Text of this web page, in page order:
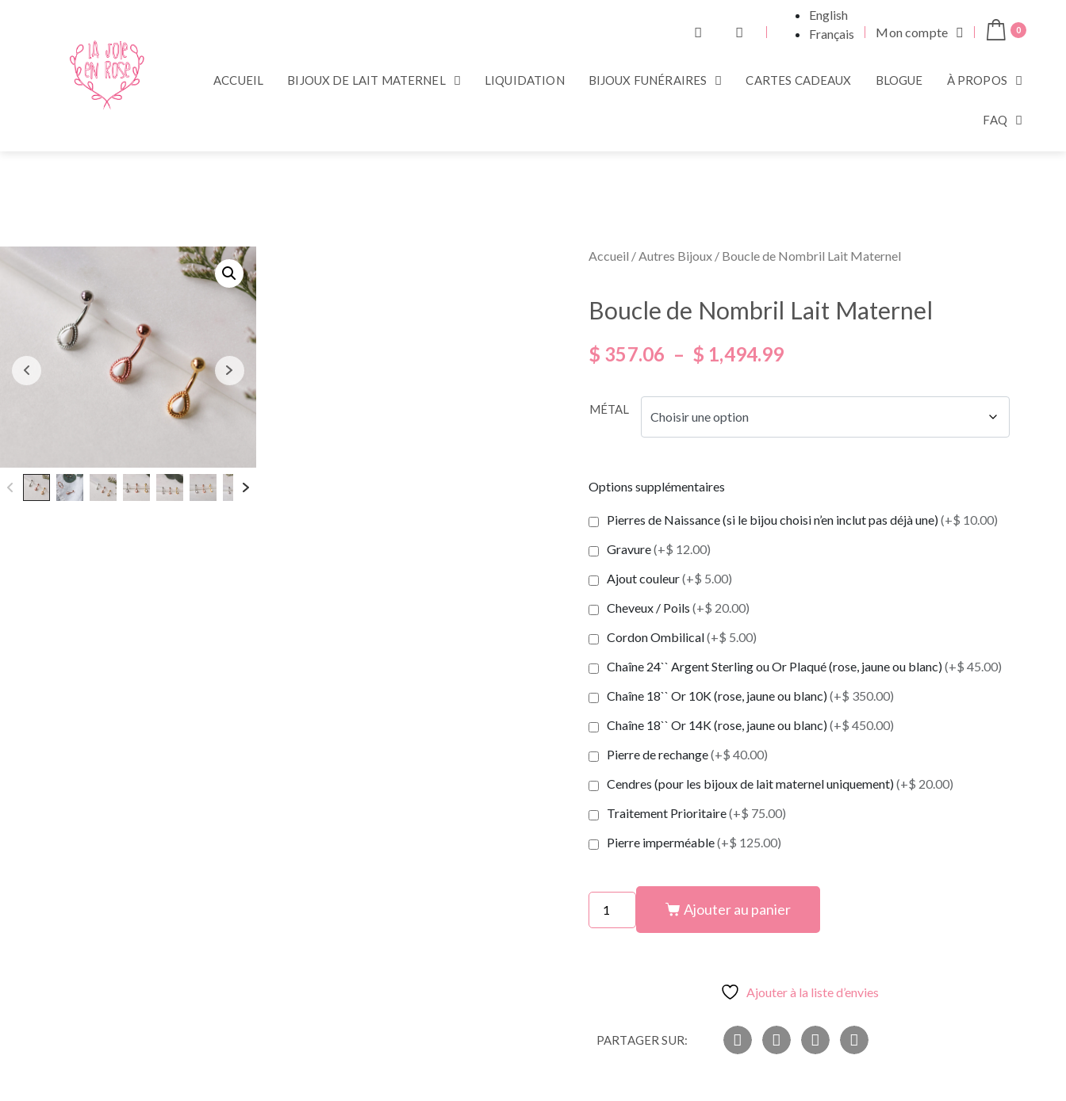
English
Français
Mon compte 0
ACCUEIL BIJOUX DE LAIT MATERNEL LIQUIDATION BIJOUX FUNÉRAIRES CARTES CADEAUX BLOGUE À PROPOS
FAQ
Accueil /Autres Bijoux / Boucle de Nombril Lait Maternel
Boucle de Nombril Lait Maternel
$ 357.06 – $ 1,494.99
MÉTAL
Options supplémentaires
Pierres de Naissance (si le bijou choisi n’en inclut pas déjà une)(+$ 10.00)
Gravure(+$ 12.00)
Ajout couleur(+$ 5.00)
Cheveux / Poils (+$ 20.00)
Cordon Ombilical(+$ 5.00)
Chaîne 24`` Argent Sterling ou Or Plaqué (rose, jaune ou blanc)(+$ 45.00)
Chaîne 18`` Or 10K (rose, jaune ou blanc)(+$ 350.00)
Chaîne 18`` Or 14K (rose, jaune ou blanc)(+$ 450.00)
Pierre de rechange(+$ 40.00)
Cendres (pour les bijoux de lait maternel uniquement)(+$ 20.00)
Traitement Prioritaire(+$ 75.00)
Pierre imperméable(+$ 125.00)
Ajouter au panier
Ajouter à la liste d’envies
PARTAGER SUR: